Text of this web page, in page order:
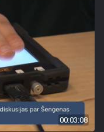
00:03:08